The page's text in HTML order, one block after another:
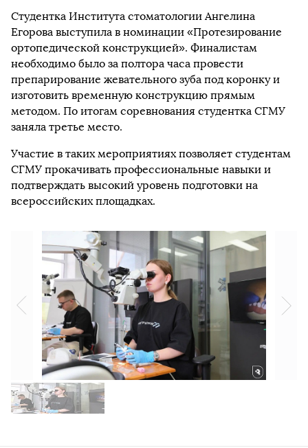
Студентка Института стоматологии Ангелина
Егорова выступила в номинации «Протезирование
ортопедической конструкцией». Финалистам
необходимо было за полтора часа провести
препарирование жевательного зуба под коронку и
изготовить временную конструкцию прямым
методом. По итогам соревнования студентка СГМУ
заняла третье место.
Участие в таких мероприятиях позволяет студентам
СГМУ прокачивать профессиональные навыки и
подтверждать высокий уровень подготовки на
всероссийских площадках.